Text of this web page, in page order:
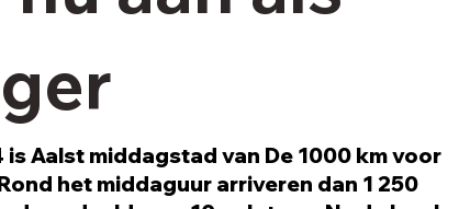
Aalst middagstad van De 1000 km voor
het middaguur arriveren dan 1 250